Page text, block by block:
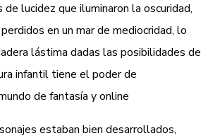
lucidez que iluminaron la oscuridad,
en un mar de mediocridad, lo
lástima dadas las posibilidades de
infantil tiene el poder de
de fantasía y online
estaban bien desarrollados,